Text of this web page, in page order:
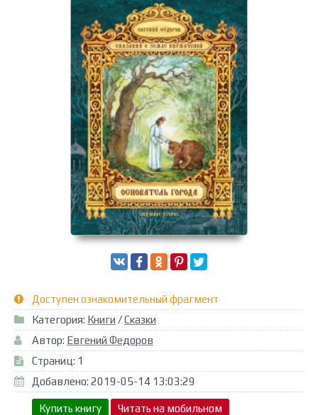
Доступен ознакомительный фрагмент
Категория: Книги /Сказки
Автор: Евгений Федоров
Страниц: 1
Добавлено: 2019-05-14 13:03:29
Купить книгу Читать на мобильном